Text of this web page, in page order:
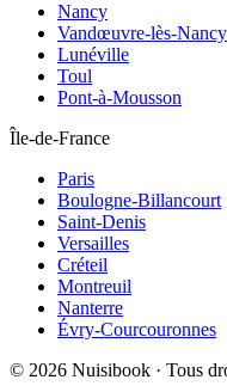
Nancy
Vandœuvre-lès-Nancy
Lunéville
Toul
Pont-à-Mousson
Île-de-France
Paris
Boulogne-Billancourt
Saint-Denis
Versailles
Créteil
Montreuil
Nanterre
Évry-Courcouronnes
© 2026 Nuisibook · Tous